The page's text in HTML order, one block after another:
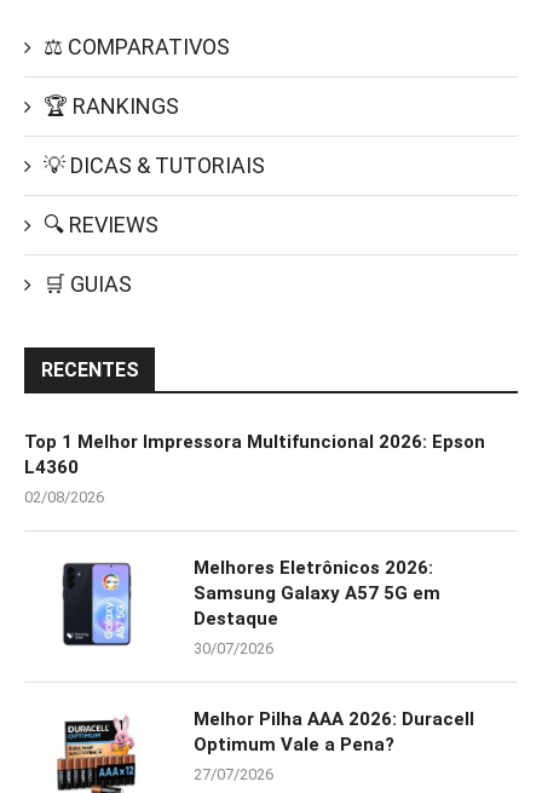
⚖️ COMPARATIVOS
🏆 RANKINGS
💡 DICAS & TUTORIAIS
🔍 REVIEWS
🛒 GUIAS
RECENTES
Top 1 Melhor Impressora Multifuncional 2026: Epson
L4360
02/08/2026
Melhores Eletrônicos 2026:
Samsung Galaxy A57 5G em
Destaque
30/07/2026
Melhor Pilha AAA 2026: Duracell
Optimum Vale a Pena?
27/07/2026